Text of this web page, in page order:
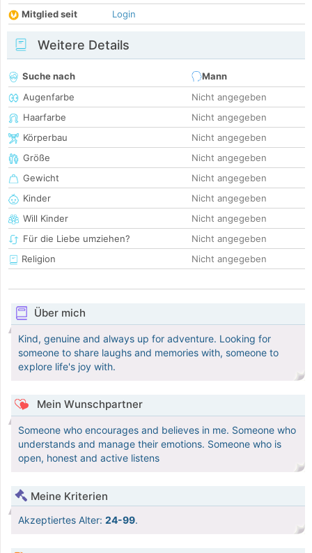
Mitglied seit
Login
Weitere Details
Suche nach
Mann
Augenfarbe
Nicht angegeben
Haarfarbe
Nicht angegeben
Körperbau
Nicht angegeben
Größe
Nicht angegeben
Gewicht
Nicht angegeben
Kinder
Nicht angegeben
Will Kinder
Nicht angegeben
Für die Liebe umziehen?
Nicht angegeben
Religion
Nicht angegeben
Über mich
Kind, genuine and always up for adventure. Looking for
someone to share laughs and memories with, someone to
explore life's joy with.
Mein Wunschpartner
Someone who encourages and believes in me. Someone who
understands and manage their emotions. Someone who is
open, honest and active listens
Meine Kriterien
Akzeptiertes Alter: 24-99.